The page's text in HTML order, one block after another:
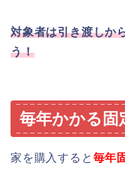
対象者は引き渡しか
う！
毎年かかる固
家を購入すると 毎年